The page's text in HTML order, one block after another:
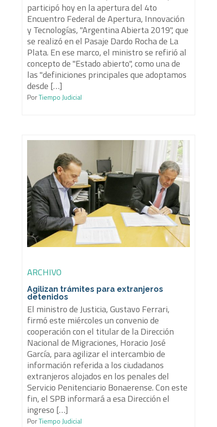
participó hoy en la apertura del 4to
Encuentro Federal de Apertura, Innovación
y Tecnologías, "Argentina Abierta 2019", que
se realizó en el Pasaje Dardo Rocha de La
Plata. En ese marco, el ministro se refirió al
concepto de "Estado abierto", como una de
las "definiciones principales que adoptamos
desde […]
PorTiempo Judicial
ARCHIVO
Agilizan trámites para extranjeros
detenidos
El ministro de Justicia, Gustavo Ferrari,
firmó este miércoles un convenio de
cooperación con el titular de la Dirección
Nacional de Migraciones, Horacio José
García, para agilizar el intercambio de
información referida a los ciudadanos
extranjeros alojados en los penales del
Servicio Penitenciario Bonaerense. Con este
fin, el SPB informará a esa Dirección el
ingreso […]
PorTiempo Judicial